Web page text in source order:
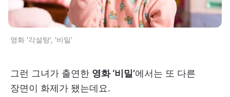
영화 '각설탕', '비밀'
그런 그녀가 출연한 영화 ‘비밀’에서는 또 다른
장면이 화제가 됐는데요.